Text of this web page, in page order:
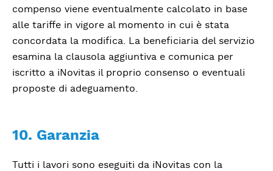
compenso viene eventualmente calcolato in base
alle tariffe in vigore al momento in cui è stata
concordata la modifica. La beneficiaria del servizio
esamina la clausola aggiuntiva e comunica per
iscritto a iNovitas il proprio consenso o eventuali
proposte di adeguamento.
10. Garanzia
Tutti i lavori sono eseguiti da iNovitas con la